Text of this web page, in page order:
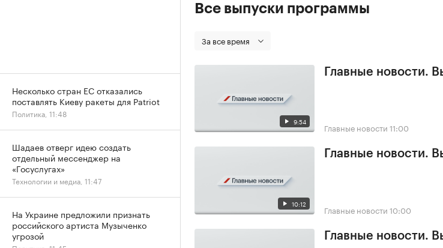
Все выпуски программы
За все время
9:54
Главные новости.
Главные новости 11:00
10:12
Главные новости.
Главные новости 10:00
Главные новости.
Несколько стран ЕС отказались
поставлять Киеву ракеты для Patriot
Политика, 11:48
Шадаев отверг идею создать
отдельный мессенджер на
«Госуслугах»
Технологии и медиа, 11:47
На Украине предложили признать
российского артиста Музыченко
угрозой